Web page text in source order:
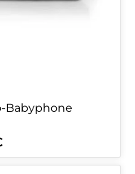
Babyphone